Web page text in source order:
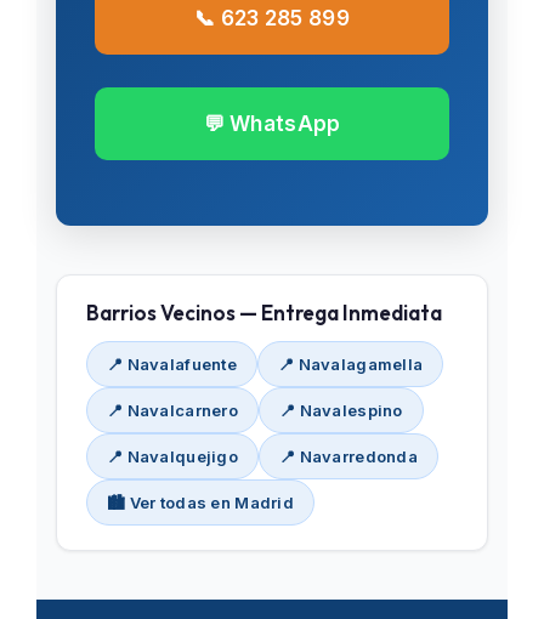
📞 623 285 899
💬 WhatsApp
Barrios Vecinos — Entrega Inmediata
📍 Navalafuente 📍 Navalagamella
📍 Navalcarnero 📍 Navalespino
📍 Navalquejigo 📍 Navarredonda
🏙️ Ver todas en Madrid